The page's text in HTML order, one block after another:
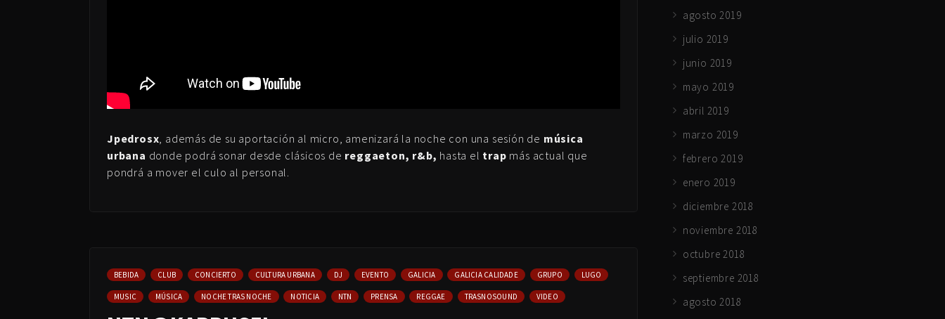
Jpedrosx, además de su aportación al micro, amenizará la noche con una sesión de música
urbana donde podrá sonar desde clásicos de reggaeton, r&b, hasta el trap más actual que
pondrá a mover el culo al personal.
BEBIDA CLUB CONCIERTO CULTURA URBANA DJ EVENTO GALICIA GALICIA CALIDADE GRUPO LUGO
MUSIC MÚSICA NOCHE TRAS NOCHE NOTICIA NTN PRENSA REGGAE TRASNOSOUND VIDEO
agosto 2019
julio 2019
junio 2019
mayo 2019
abril 2019
marzo 2019
febrero 2019
enero 2019
diciembre 2018
noviembre 2018
octubre 2018
septiembre 2018
agosto 2018